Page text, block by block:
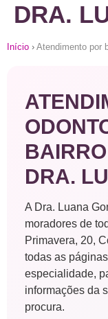
DRA.
Início › Atendimento por
DRA.
A Dra. Luana
moradores de
Primavera, 20,
todas as
especialidade,
informações da
procura.